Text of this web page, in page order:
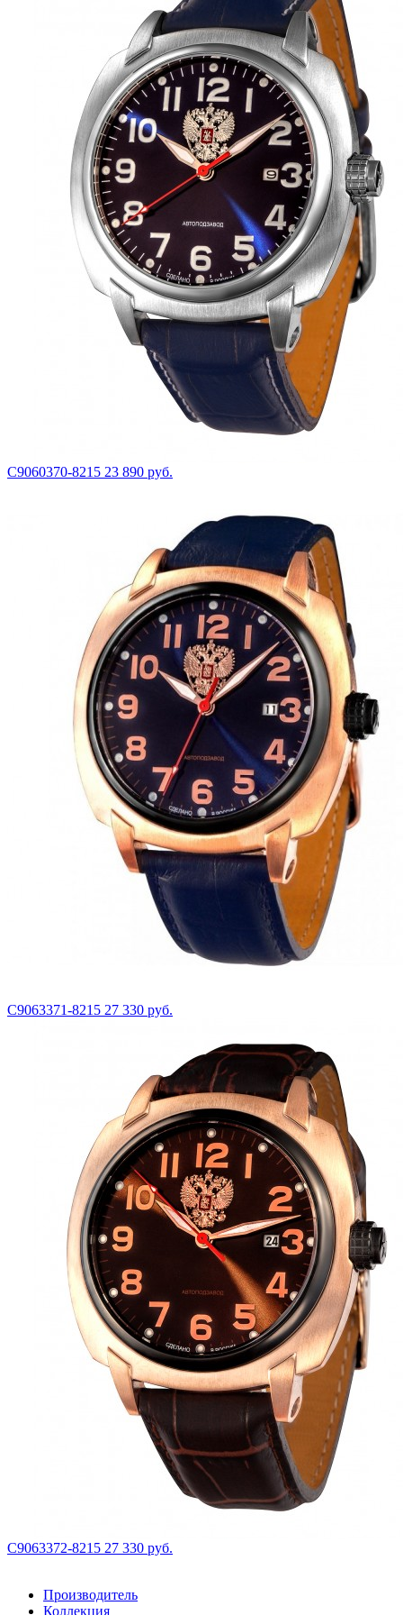
С9060370-8215 23 890 руб.
С9063371-8215 27 330 руб.
С9063372-8215 27 330 руб.
Производитель
Коллекция